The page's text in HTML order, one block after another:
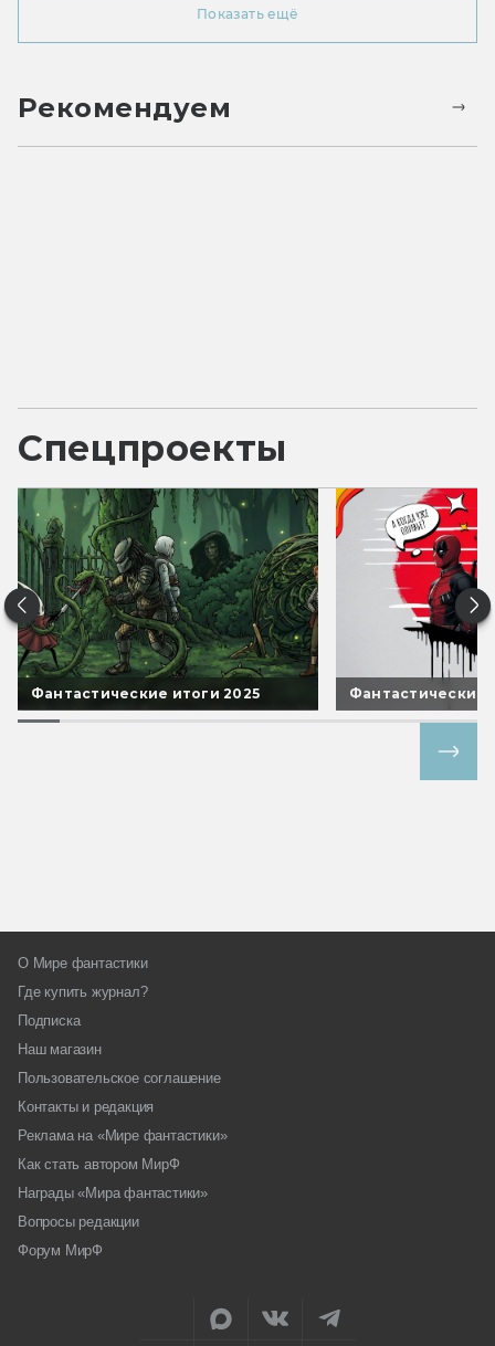
Показать ещё
Рекомендуем
Спецпроекты
Фантастические итоги 2025 Фантастические
О Мире фантастики
Где купить журнал?
Подписка
Наш магазин
Пользовательское соглашение
Контакты и редакция
Реклама на «Мире фантастики»
Как стать автором МирФ
Награды «Мира фантастики»
Вопросы редакции
Форум МирФ